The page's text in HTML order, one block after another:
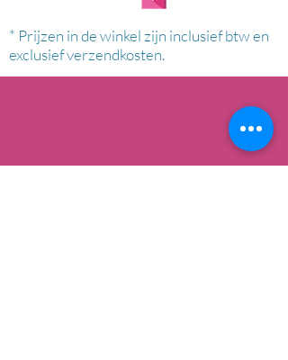
* Prijzen in de winkel zijn inclusief btw en
exclusief verzendkosten.